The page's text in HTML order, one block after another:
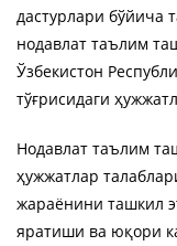
дастурлари бўйича
нодавлат таълим
Ўзбекистон
тўғрисидаги
Нодавлат таълим
ҳужжатлар
жараёнини ташкил
яратиши ва юқори